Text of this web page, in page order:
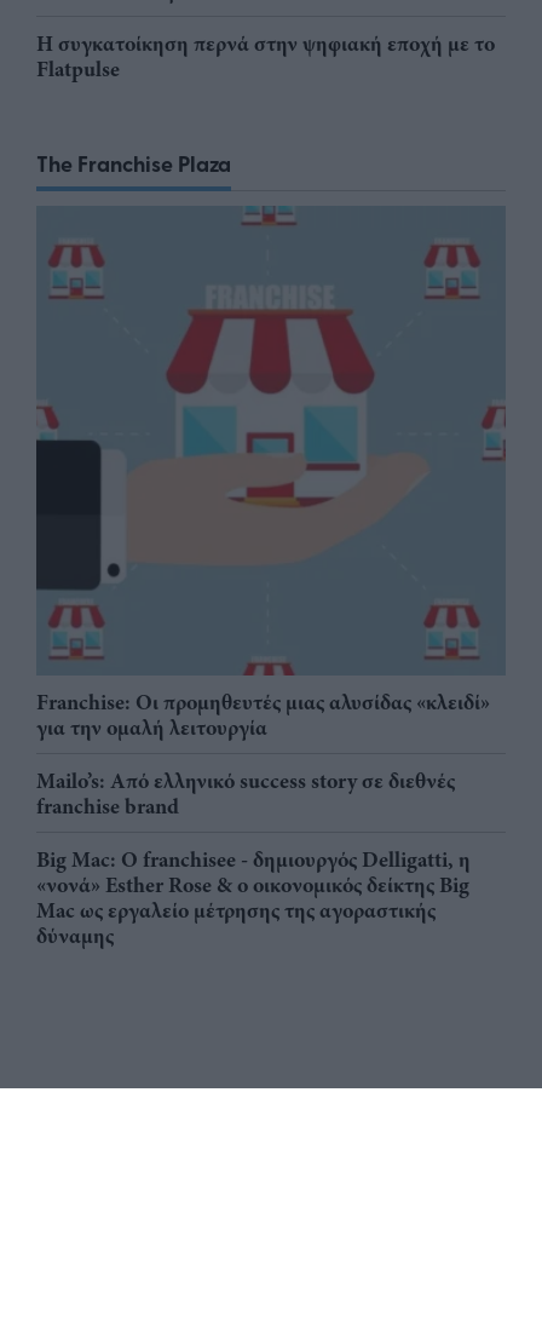
Η συγκατοίκηση περνά στην ψηφιακή εποχή με το
Flatpulse
The Franchise Plaza
Franchise: Οι προμηθευτές μιας αλυσίδας «κλειδί»
για την ομαλή λειτουργία
Mailo’s: Από ελληνικό success story σε διεθνές
franchise brand
Big Mac: Ο franchisee - δημιουργός Delligatti, η
«νονά» Esther Rose & ο οικονομικός δείκτης Big
Mac ως εργαλείο μέτρησης της αγοραστικής
δύναμης